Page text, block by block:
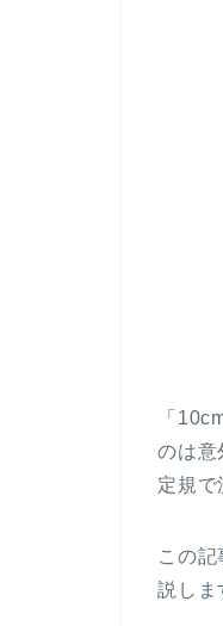
「
のは意
定規で
この
説しま